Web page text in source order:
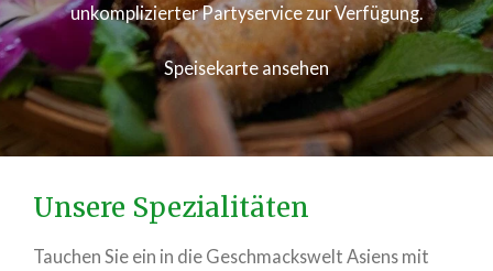
unkomplizierter Partyservice zur Verfügung.
Speisekarte ansehen
Unsere Spezialitäten
Tauchen Sie ein in die Geschmackswelt Asiens mit